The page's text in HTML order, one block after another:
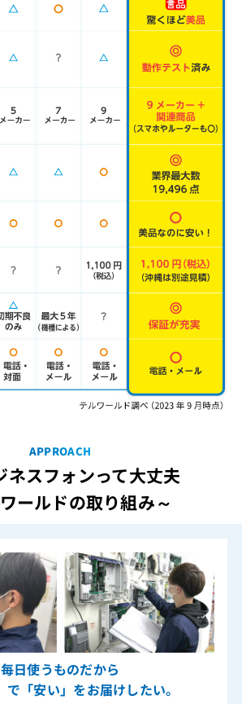
APPROACH
ネスフォンって大丈夫
ールドの取り組み～
毎日使うものだから
で「安い」をお届けしたい。